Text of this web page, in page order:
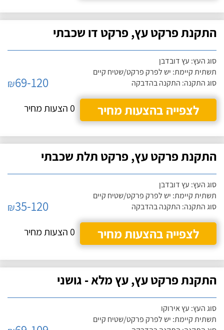
התקנת פרקט עץ, פרקט דו שכבתי
סוג העץ: עץ דובדבן
תשתית קיימת: יש לפרק פרקט/שטיח קיים
סוג התקנה: התקנה בהדבקה
₪69-120
לצפייה בהצעות מחיר
0 הצעות מחיר
התקנת פרקט עץ, פרקט תלת שכבתי
סוג העץ: עץ דובדבן
תשתית קיימת: יש לפרק פרקט/שטיח קיים
סוג התקנה: התקנה בהדבקה
₪35-120
לצפייה בהצעות מחיר
0 הצעות מחיר
התקנת פרקט עץ, עץ מלא - גושני
סוג העץ: עץ אירוקו
תשתית קיימת: יש לפרק פרקט/שטיח קיים